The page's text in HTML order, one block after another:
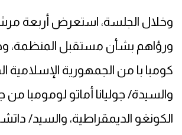
وخلال الجلسة، استعرض أربعة
ورؤاهم بشأن مستقبل المنظمة،
كومبا با من الجمهورية الإسلامية
والسيدة/ جوليانا أماتو لومومبا
الكونغو الديمقراطية، والسيد/